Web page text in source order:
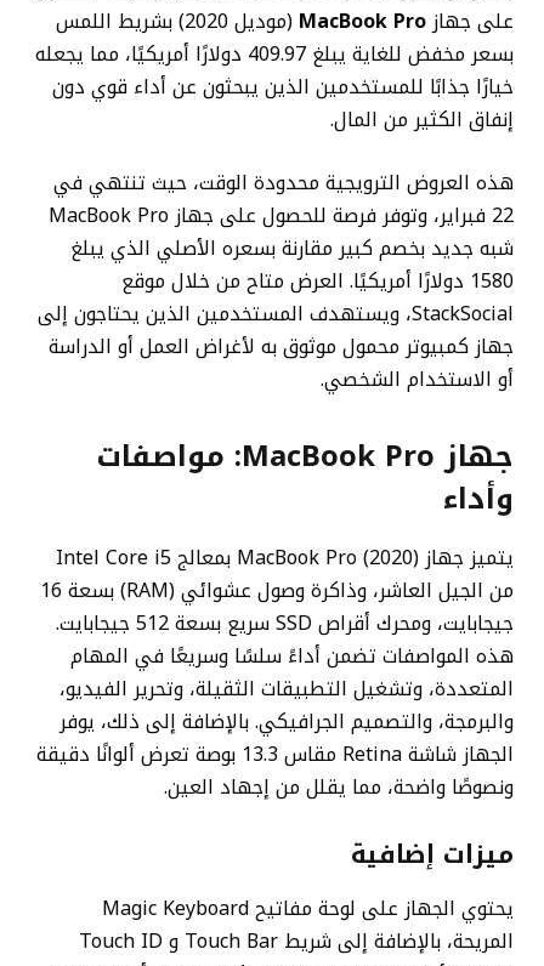
على جهازMacBook Pro
(موديل 2020) بشريط اللمس
بسعر مخفض للغاية يبلغ 409.97 دولارًا أمريكيًا، مما يجعله
خيارًا جذابًا للمستخدمين الذين يبحثون عن أداء قوي دون
إنفاق الكثير من المال.
هذه العروض الترويجية محدودة الوقت، حيث تنتهي في
22 فبراير، وتوفر فرصة للحصول على جهاز MacBook Pro
شبه جديد بخصم كبير مقارنة بسعره الأصلي الذي يبلغ
1580 دولارًا أمريكيًا. العرض متاح من خلال موقع
StackSocial، ويستهدف المستخدمين الذين يحتاجون إلى
جهاز كمبيوتر محمول موثوق به لأغراض العمل أو الدراسة
أو الاستخدام الشخصي.
جهاز MacBook Pro: مواصفات
وأداء
يتميز جهاز MacBook Pro (2020) بمعالج Intel Core i5
من الجيل العاشر، وذاكرة وصول عشوائي (RAM) بسعة 16
جيجابايت، ومحرك أقراص SSD سريع بسعة 512 جيجابايت.
هذه المواصفات تضمن أداءً سلسًا وسريعًا في المهام
المتعددة، وتشغيل التطبيقات الثقيلة، وتحرير الفيديو،
والبرمجة، والتصميم الجرافيكي. بالإضافة إلى ذلك، يوفر
الجهاز شاشة Retina مقاس 13.3 بوصة تعرض ألوانًا دقيقة
ونصوصًا واضحة، مما يقلل من إجهاد العين.
ميزات إضافية
يحتوي الجهاز على لوحة مفاتيح Magic Keyboard
المريحة، بالإضافة إلى شريط Touch Bar و Touch ID